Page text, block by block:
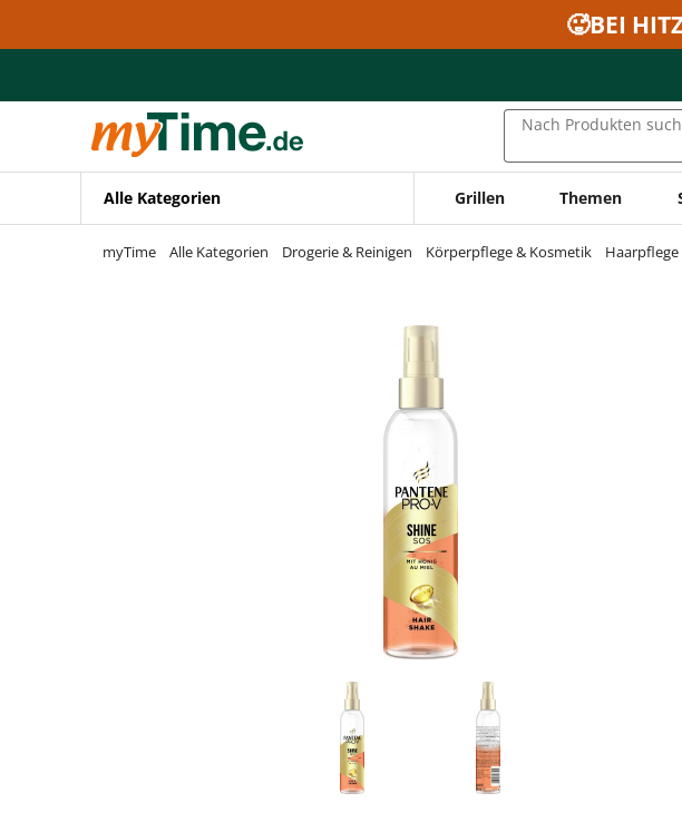
Zur Navigation springen
🥵BEI
Nach Produkten
Alle Kategorien Grillen Themen
myTime Alle Kategorien Drogerie & Reinigen Körperpflege & Kosmetik Haarpflege